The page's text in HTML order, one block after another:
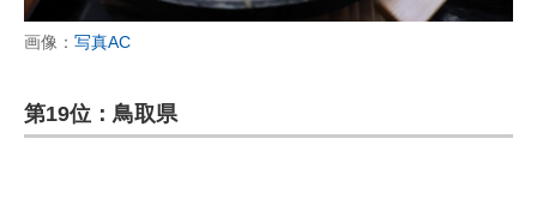
画像： 写真AC
第19位：鳥取県